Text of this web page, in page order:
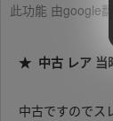
此功能 由google
★ 中古 レア 当
中古ですのでス